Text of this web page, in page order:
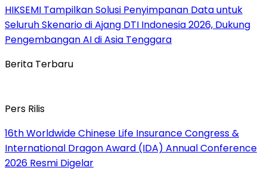
HIKSEMI Tampilkan Solusi Penyimpanan Data untuk
Seluruh Skenario di Ajang DTI Indonesia 2026, Dukung
Pengembangan AI di Asia Tenggara
Berita Terbaru
Pers Rilis
16th Worldwide Chinese Life Insurance Congress &
International Dragon Award (IDA) Annual Conference
2026 Resmi Digelar